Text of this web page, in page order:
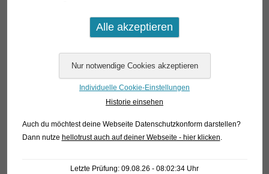
nennen wir „Wagtail Neon Green Leopard“, Code 441983.
Aquarianer seine Freude haben kann.
Text & Photos: Frank Schäfer
Angaben zum Tier
Individuelle Cookie-Einstellungen
Historie einsehen
Auch du möchtest deine Webseite Datenschutzkonform darstellen?
Dann nutze hellotrust auch auf deiner Webseite - hier klicken
Letzte Prüfung: 09.08.26 - 08:02:34 Uhr